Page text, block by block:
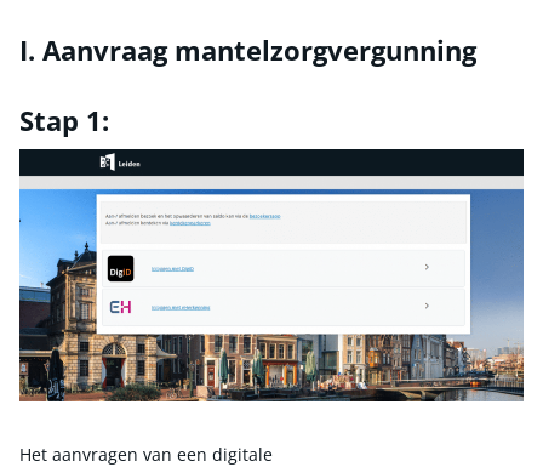
I. Aanvraag mantelzorgvergunning
Stap 1:
Het aanvragen van een digitale